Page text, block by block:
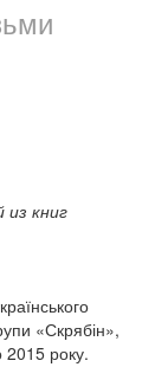
книг
«Скрябін»,
2015 року.